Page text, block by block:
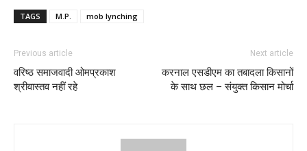
TAGS M.P. mob lynching
Previous article
वरिष्ठ समाजवादी ओमप्रकाश
श्रीवास्तव नहीं रहे
Next article
करनाल एसडीएम का तबादला किसानों
के साथ छल – संयुक्त किसान मोर्चा